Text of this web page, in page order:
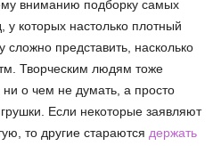
вниманию подборку самых
у которых настолько плотный
сложно представить, насколько
Творческим людям тоже
ни о чем не думать, а просто
Если некоторые заявляют
то другие стараются держать